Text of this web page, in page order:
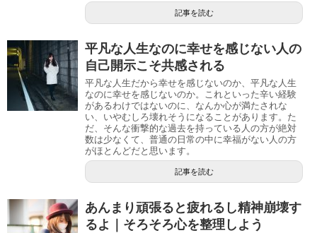
記事を読む
平凡な人生なのに幸せを感じない人の
自己開示こそ共感される
平凡な人生だから幸せを感じないのか、平凡な人生
なのに幸せを感じないのか。これといった辛い経験
があるわけではないのに、なんか心が満たされな
い、いやむしろ壊れそうになることがあります。た
だ、そんな衝撃的な過去を持っている人の方が絶対
数は少なくて、普通の日常の中に幸福がない人の方
がほとんどだと思います。
記事を読む
あんまり頑張ると疲れるし精神崩壊す
るよ｜そろそろ心を整理しよう